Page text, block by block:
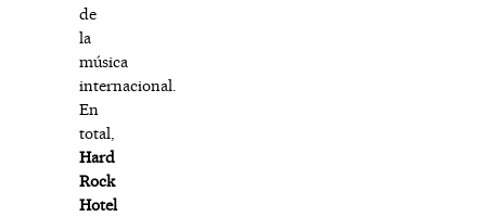
de
la
música
internacional.
En
total,
Hard
Rock
Hotel